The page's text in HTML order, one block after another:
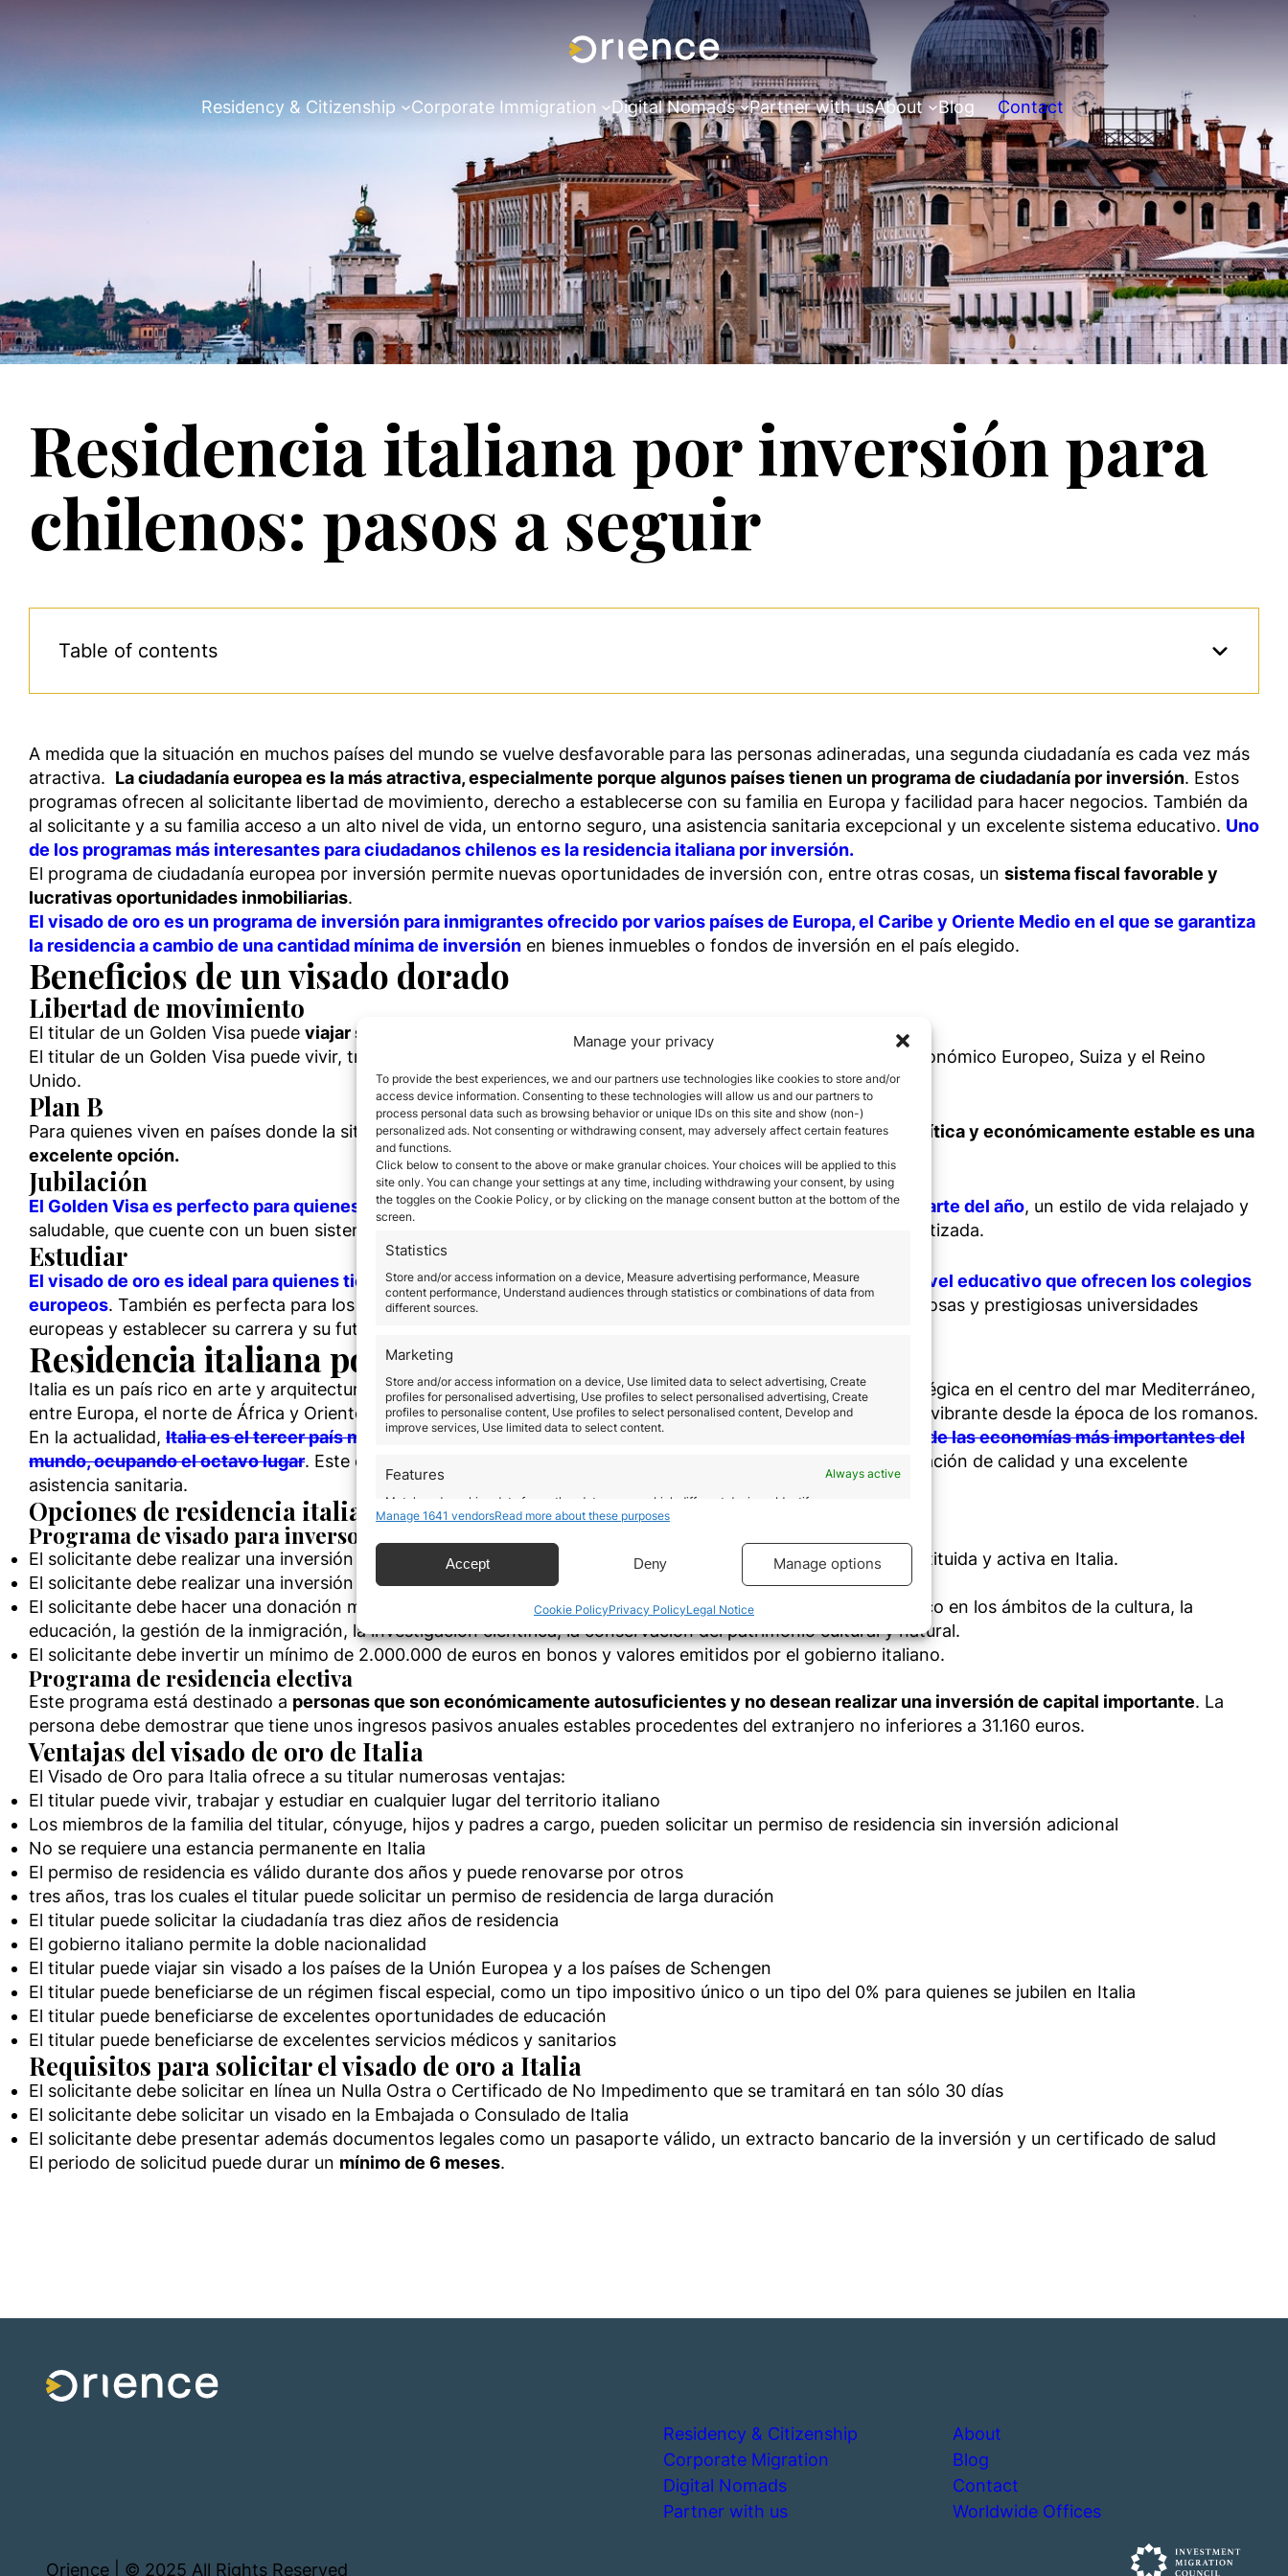
Manage your privacy
To provide the best experiences, we and our partners use technologies like cookies to store and/or
access device information. Consenting to these technologies will allow us and our partners to
process personal data such as browsing behavior or unique IDs on this site and show (non-)
personalized ads. Not consenting or withdrawing consent, may adversely affect certain features
and functions.
Click below to consent to the above or make granular choices. Your choices will be applied to this
site only. You can change your settings at any time, including withdrawing your consent, by using
the toggles on the Cookie Policy, or by clicking on the manage consent button at the bottom of the
screen.
Statistics
Store and/or access information on a device, Measure advertising performance, Measure
content performance, Understand audiences through statistics or combinations of data from
different sources.
Marketing
Store and/or access information on a device, Use limited data to select advertising, Create
profiles for personalised advertising, Use profiles to select personalised advertising, Create
profiles to personalise content, Use profiles to select personalised content, Develop and
improve services, Use limited data to select content.
Features
Always active
Match and combine data from other data sources, Link different devices, Identify
devices based on information transmitted automatically.
Use precise geolocation data.
Ensure security, prevent and detect fraud, and fix errors,
Deliver and present advertising and content, Save and
communicate privacy choices.
Always active
Manage 1641 vendorsRead more about these purposes
Accept Deny Manage options
Cookie PolicyPrivacy PolicyLegal Notice
Residency & Citizenship Corporate Immigration Digital Nomads Partner with usAbout Blog Contact
Residencia italiana por inversión para
chilenos: pasos a seguir
Table of contents
A medida que la situación en muchos países del mundo se vuelve desfavorable para las personas adineradas, una segunda ciudadanía es cada vez más
atractiva. La ciudadanía europea es la más atractiva, especialmente porque algunos países tienen un programa de ciudadanía por inversión. Estos
programas ofrecen al solicitante libertad de movimiento, derecho a establecerse con su familia en Europa y facilidad para hacer negocios. También da
al solicitante y a su familia acceso a un alto nivel de vida, un entorno seguro, una asistencia sanitaria excepcional y un excelente sistema educativo. Uno
de los programas más interesantes para ciudadanos chilenos es la residencia italiana por inversión.
El programa de ciudadanía europea por inversión permite nuevas oportunidades de inversión con, entre otras cosas, un sistema fiscal favorable y
lucrativas oportunidades inmobiliarias.
El visado de oro es un programa de inversión para inmigrantes ofrecido por varios países de Europa, el Caribe y Oriente Medio en el que se garantiza
la residencia a cambio de una cantidad mínima de inversión en bienes inmuebles o fondos de inversión en el país elegido.
Beneficios de un visado dorado
Libertad de movimiento
El titular de un Golden Visa puede viajar sin visado a 186 países de todo el mundo
El titular de un Golden Visa puede vivir, trabajar y estudiar en cualquier lugar de la Unión Europea, el Espacio Económico Europeo, Suiza y el Reino
Unido.
Plan B
Para quienes viven en países donde la situación política y económica es volátil o inestable,un segundo país política y económicamente estable es una
excelente opción.
Jubilación
El Golden Visa es perfecto para quienes deseen jubilarse en un país que tenga un clima agradable la mayor parte del año, un estilo de vida relajado y
saludable, que cuente con un buen sistema de salud pública y donde la seguridad de sus ciudadanos esté garantizada.
Estudiar
El visado de oro es ideal para quienes tienen hijos que aún están en la escuela y desean aprovechar el alto nivel educativo que ofrecen los colegios
europeos. También es perfecta para los adultos que quieran cursar estudios superiores en alguna de las numerosas y prestigiosas universidades
europeas y establecer su carrera y su futuro en Europa.
Residencia italiana por inversión
Italia es un país rico en arte y arquitectura con una historia que comienza en la prehistoria. Su ubicación estratégica en el centro del mar Mediterráneo,
entre Europa, el norte de África y Oriente Medio, la ha convertido siempre en una zona comercial y económica vibrante desde la época de los romanos.
En la actualidad, Italia es el tercer país más poderoso y la segunda economía manufacturera de Europa y una de las economías más importantes del
mundo, ocupando el octavo lugar. Este éxito permite a los italianos disfrutar de un alto nivel de vida, una educación de calidad y una excelente
asistencia sanitaria.
Opciones de residencia italiana por inversión
Programa de visado para inversores
El solicitante debe realizar una inversión mínima de 500.000 euros en bienes inmuebles o en una empresa constituida y activa en Italia.
El solicitante debe realizar una inversión mínima de 250.000 euros en una empresa innovadora.
El solicitante debe hacer una donación mínima de 1.000.000 de euros para apoyar un proyecto de interés público en los ámbitos de la cultura, la
educación, la gestión de la inmigración, la investigación científica, la conservación del patrimonio cultural y natural.
El solicitante debe invertir un mínimo de 2.000.000 de euros en bonos y valores emitidos por el gobierno italiano.
Programa de residencia electiva
Este programa está destinado a personas que son económicamente autosuficientes y no desean realizar una inversión de capital importante. La
persona debe demostrar que tiene unos ingresos pasivos anuales estables procedentes del extranjero no inferiores a 31.160 euros.
Ventajas del visado de oro de Italia
El Visado de Oro para Italia ofrece a su titular numerosas ventajas:
El titular puede vivir, trabajar y estudiar en cualquier lugar del territorio italiano
Los miembros de la familia del titular, cónyuge, hijos y padres a cargo, pueden solicitar un permiso de residencia sin inversión adicional
No se requiere una estancia permanente en Italia
El permiso de residencia es válido durante dos años y puede renovarse por otros
tres años, tras los cuales el titular puede solicitar un permiso de residencia de larga duración
El titular puede solicitar la ciudadanía tras diez años de residencia
El gobierno italiano permite la doble nacionalidad
El titular puede viajar sin visado a los países de la Unión Europea y a los países de Schengen
El titular puede beneficiarse de un régimen fiscal especial, como un tipo impositivo único o un tipo del 0% para quienes se jubilen en Italia
El titular puede beneficiarse de excelentes oportunidades de educación
El titular puede beneficiarse de excelentes servicios médicos y sanitarios
Requisitos para solicitar el visado de oro a Italia
El solicitante debe solicitar en línea un Nulla Ostra o Certificado de No Impedimento que se tramitará en tan sólo 30 días
El solicitante debe solicitar un visado en la Embajada o Consulado de Italia
El solicitante debe presentar además documentos legales como un pasaporte válido, un extracto bancario de la inversión y un certificado de salud
El periodo de solicitud puede durar un mínimo de 6 meses.
Residency & Citizenship
Corporate Migration
Digital Nomads
Partner with us
About
Blog
Contact
Worldwide Offices
Orience | © 2025 All Rights Reserved